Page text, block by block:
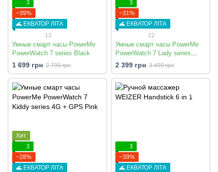
3
−39%
🌊 ЕКВАТОР ЛІТА
13
Умные смарт часы PowerMe
PowerWatch 7 series Black
1 699 грн 2 799 грн
3
−31%
🌊 ЕКВАТОР ЛІТА
22
Умные смарт часы PowerMe
PowerWatch 7 Lady series
Starlight
2 399 грн 3 499 грн
Хит
3
−28%
🌊 ЕКВАТОР ЛІТА
3
−39%
🌊 ЕКВАТОР ЛІТА